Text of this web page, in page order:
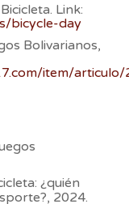
Link:
bicycle-day
Bolivarianos,
item/
¿quién
2024.